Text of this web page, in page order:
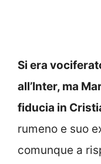
Si era
all’Inter, ma
fiducia in
rumeno e suo
comunque a